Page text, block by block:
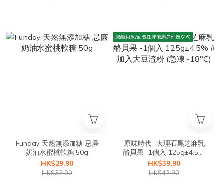
Funday 天然無添加糖 忌廉
奶油水蜜桃軟糖 50g
HK$29.90
HK$32.00
減醣貝果/面包任揀優惠(8件慳$16)
原味時代- 大理石黑芝麻乳
酪貝果 -1個入 125g±4.5%
#加入大豆渣粉 (急凍 -18°C)
HK$39.90
HK$42.90